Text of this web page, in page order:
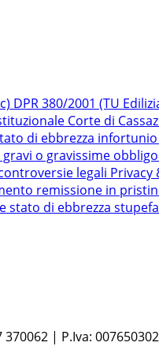
DPR 380/2001 (TU
Corte di
di ebbrezza
o gravissime
legali Privacy
remissione in
stato di ebbrezza
| P.Iva: